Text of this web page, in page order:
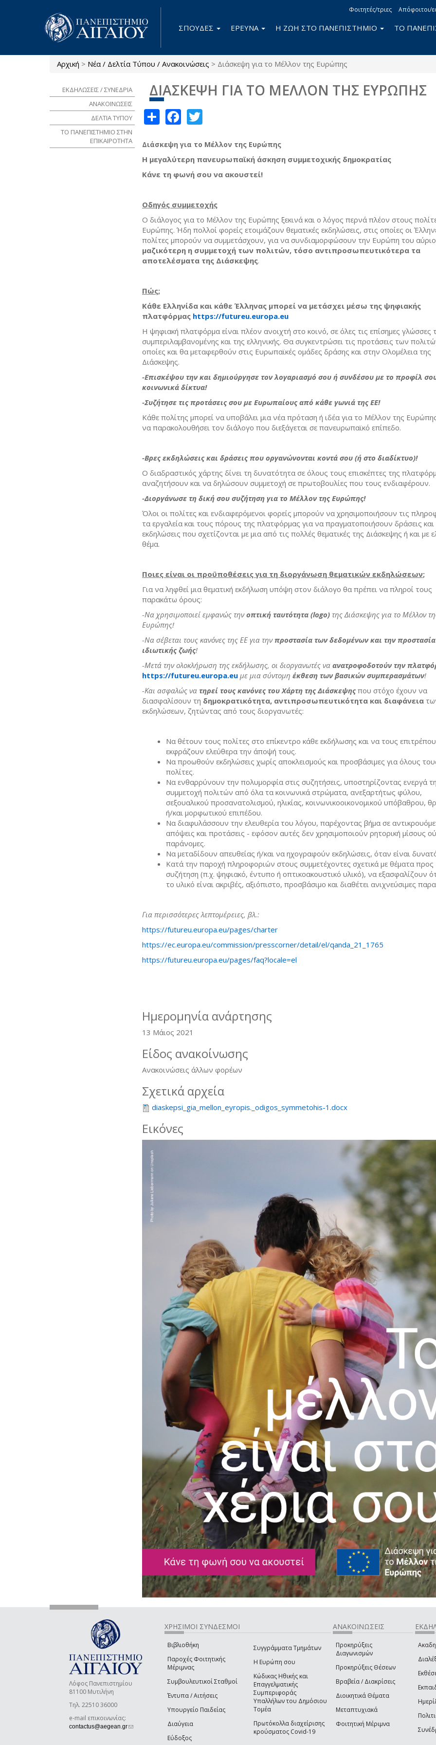
Φοιτητές/τριες Απόφοιτοι/
ΣΠΟΥΔΕΣ ΕΡΕΥΝΑ Η ΖΩΗ ΣΤΟ ΠΑΝΕΠΙΣΤΗΜΙΟ ΤΟ
Είστε εδώ
Αρχική > Νέα / Δελτία Τύπου / Ανακοινώσεις > Διάσκεψη για το Μέλλον της Ευρώπης
ΔΙΑΣΚΕΨΗ ΓΙΑ ΤΟ ΜΕΛΛΟΝ ΤΗΣ ΕΥΡΩΠΗΣ
ShareFacebook
Διάσκεψη για το Μέλλον της Ευρώπης
Η μεγαλύτερη πανευρωπαϊκή άσκηση συμμετοχικής δημοκρατίας
Κάνε τη φωνή σου να ακουστεί!
Οδηγός συμμετοχής
Ο διάλογος για το Μέλλον της Ευρώπης ξεκινά και ο λόγος περνά πλέον στους
Ευρώπης. Ήδη πολλοί φορείς ετοιμάζουν θεματικές εκδηλώσεις, στις οποίες οι
πολίτες μπορούν να συμμετάσχουν, για να συνδιαμορφώσουν την Ευρώπη του
μαζικότερη η συμμετοχή των πολιτών, τόσο αντιπροσωπευτικότερα τα
αποτελέσματα της Διάσκεψης.
Πώς;
Κάθε Ελληνίδα και κάθε Έλληνας μπορεί να μετάσχει μέσω της ψηφιακής
πλατφόρμας https://futureu.europa.eu
Η ψηφιακή πλατφόρμα είναι πλέον ανοιχτή στο κοινό, σε όλες τις επίσημες γλώσσες
συμπεριλαμβανομένης και της ελληνικής. Θα συγκεντρώσει τις προτάσεις των
οποίες και θα μεταφερθούν στις Ευρωπαϊκές ομάδες δράσης και στην Ολομέλεια της
Διάσκεψης.
-Επισκέψου την και δημιούργησε τον λογαριασμό σου ή συνδέσου με το προφίλ
κοινωνικά δίκτυα!
-Συζήτησε τις προτάσεις σου με Ευρωπαίους από κάθε γωνιά της ΕΕ!
Κάθε πολίτης μπορεί να υποβάλει μια νέα πρόταση ή ιδέα για το Μέλλον της
να παρακολουθήσει τον διάλογο που διεξάγεται σε πανευρωπαϊκό επίπεδο.
-Βρες εκδηλώσεις και δράσεις που οργανώνονται κοντά σου (ή στο διαδίκτυο)!
Ο διαδραστικός χάρτης δίνει τη δυνατότητα σε όλους τους επισκέπτες της
αναζητήσουν και να δηλώσουν συμμετοχή σε πρωτοβουλίες που τους ενδιαφέρουν.
-Διοργάνωσε τη δική σου συζήτηση για το Μέλλον της Ευρώπης!
Όλοι οι πολίτες και ενδιαφερόμενοι φορείς μπορούν να χρησιμοποιήσουν τις
τα εργαλεία και τους πόρους της πλατφόρμας για να πραγματοποιήσουν δράσεις και
εκδηλώσεις που σχετίζονται με μια από τις πολλές θεματικές της Διάσκεψης ή και με
θέμα.
Ποιες είναι οι προϋποθέσεις για τη διοργάνωση θεματικών εκδηλώσεων;
Για να ληφθεί μια θεματική εκδήλωση υπόψη στον διάλογο θα πρέπει να πληροί τους
παρακάτω όρους:
-Να χρησιμοποιεί εμφανώς τηνοπτική ταυτότητα (logo) της Διάσκεψης για το Μέλλον
Ευρώπης!
-Να σέβεται τους κανόνες της ΕΕ για τηνπροστασία των δεδομένων και την προστασία
ιδιωτικής ζωής!
-Μετά την ολοκλήρωση της εκδήλωσης, οι διοργανωτές να ανατροφοδοτούν την
https://futureu.europa.eu με μια σύντομη έκθεση των βασικών συμπερασμάτων!
-Και ασφαλώς να τηρεί τους κανόνες του Χάρτη της Διάσκεψηςπου στόχο έχουν να
διασφαλίσουν τη δημοκρατικότητα, αντιπροσωπευτικότητα και διαφάνεια
εκδηλώσεων, ζητώντας από τους διοργανωτές:
Να θέτουν τους πολίτες στο επίκεντρο κάθε εκδήλωσης και να τους
εκφράζουν ελεύθερα την άποψή τους.
Να προωθούν εκδηλώσεις χωρίς αποκλεισμούς και προσβάσιμες για όλους
πολίτες.
Να ενθαρρύνουν την πολυμορφία στις συζητήσεις, υποστηρίζοντας ενεργά τη
συμμετοχή πολιτών από όλα τα κοινωνικά στρώματα, ανεξαρτήτως φύλου,
σεξουαλικού προσανατολισμού, ηλικίας, κοινωνικοοικονομικού υπόβαθρου,
ή/και μορφωτικού επιπέδου.
Να διαφυλάσσουν την ελευθερία του λόγου, παρέχοντας βήμα σε
απόψεις και προτάσεις - εφόσον αυτές δεν χρησιμοποιούν ρητορική μίσους
παράνομες.
Να μεταδίδουν απευθείας ή/και να ηχογραφούν εκδηλώσεις, όταν είναι
Κατά την παροχή πληροφοριών στους συμμετέχοντες σχετικά με θέματα προς
συζήτηση (π.χ. ψηφιακό, έντυπο ή οπτικοακουστικό υλικό), να εξασφαλίζουν
το υλικό είναι ακριβές, αξιόπιστο, προσβάσιμο και διαθέτει ανιχνεύσιμες
Για περισσότερες λεπτομέρειες, βλ.:
https://futureu.europa.eu/pages/charter
https://ec.europa.eu/commission/presscorner/detail/el/qanda_21_1765
https://futureu.europa.eu/pages/faq?locale=el
Ημερομηνία ανάρτησης
13 Μάιος 2021
Είδος ανακοίνωσης
Ανακοινώσεις άλλων φορέων
Σχετικά αρχεία
diaskepsi_gia_mellon_eyropis._odigos_symmetohis-1.docx
Εικόνες
ΕΚΔΗΛΩΣΕΙΣ / ΣΥΝΕΔΡΙΑ
ΑΝΑΚΟΙΝΩΣΕΙΣ
ΔΕΛΤΙΑ ΤΥΠΟΥ
ΤΟ ΠΑΝΕΠΙΣΤΗΜΙΟ ΣΤΗΝ
ΕΠΙΚΑΙΡΟΤΗΤΑ
Λόφος Πανεπιστημίου
81100 Μυτιλήνη
Τηλ. 22510 36000
e-mail επικοινωνίας:
contactus@aegean.gr(link sends e-mail)
ΧΡΗΣΙΜΟΙ ΣΥΝΔΕΣΜΟΙ
Βιβλιοθήκη
Παροχές Φοιτητικής
Μέριμνας
Συμβουλευτικοί Σταθμοί
Έντυπα / Αιτήσεις
Υπουργείο Παιδείας
Διαύγεια
Εύδοξος
Συγγράμματα Τμημάτων
Η Ευρώπη σου
Κώδικας Ηθικής και
Επαγγελματικής
Συμπεριφοράς
Υπαλλήλων του Δημόσιου
Τομέα
Πρωτόκολλα διαχείρισης
κρούσματος Covid-19
ΑΝΑΚΟΙΝΩΣΕΙΣ
Προκηρύξεις
Διαγωνισμών
Προκηρύξεις Θέσεων
Βραβεία / Διακρίσεις
Διοικητικά Θέματα
Μεταπτυχιακά
Φοιτητική Μέριμνα